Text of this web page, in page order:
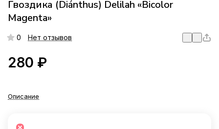
Гвоздика (Diánthus) Delilah «Bicolor
Magenta»
0 Нет отзывов
280 ₽
Описание